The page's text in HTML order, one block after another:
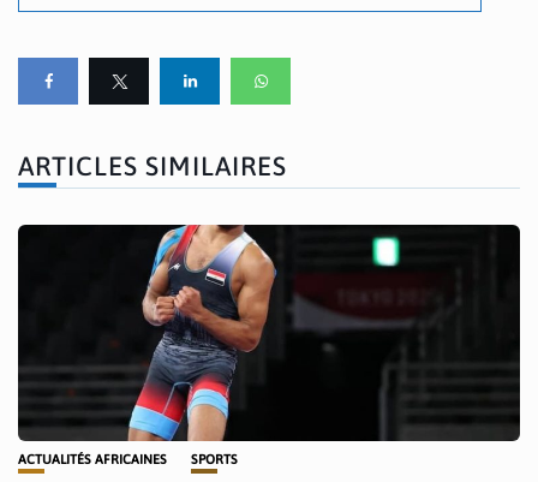
ARTICLES SIMILAIRES
ACTUALITÉS AFRICAINES SPORTS